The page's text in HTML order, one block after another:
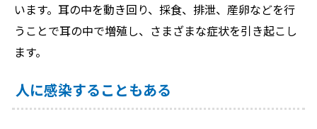
います。耳の中を動き回り、採食、排泄、産卵などを行
うことで耳の中で増殖し、さまざまな症状を引き起こし
ます。
人に感染することもある